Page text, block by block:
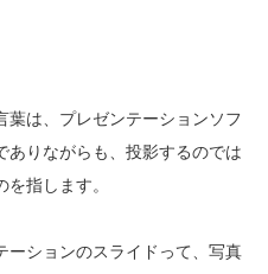
葉は、プレゼンテーションソフ
ありながらも、投影するのでは
指します。
ーションのスライドって、写真